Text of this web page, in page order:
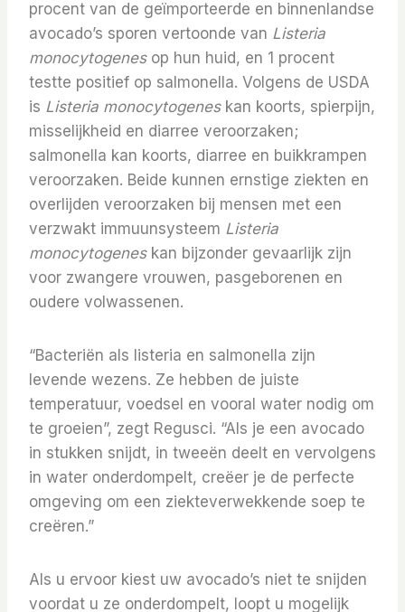
procent van de geïmporteerde en binnenlandse
avocado’s sporen vertoonde van Listeria
monocytogenesop hun huid, en 1 procent
testte positief op salmonella. Volgens de USDA
is Listeria monocytogeneskan koorts, spierpijn,
misselijkheid en diarree veroorzaken;
salmonella kan koorts, diarree en buikkrampen
veroorzaken. Beide kunnen ernstige ziekten en
overlijden veroorzaken bij mensen met een
verzwakt immuunsysteem Listeria
monocytogenes kan bijzonder gevaarlijk zijn
voor zwangere vrouwen, pasgeborenen en
oudere volwassenen.
“Bacteriën als listeria en salmonella zijn
levende wezens. Ze hebben de juiste
temperatuur, voedsel en vooral water nodig om
te groeien”, zegt Regusci. “Als je een avocado
in stukken snijdt, in tweeën deelt en vervolgens
in water onderdompelt, creëer je de perfecte
omgeving om een ​​ziekteverwekkende soep te
creëren.”
Als u ervoor kiest uw avocado’s niet te snijden
voordat u ze onderdompelt, loopt u mogelijk